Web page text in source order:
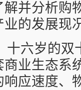
并分析购
的发展现
十六岁的双
业生态系
应速度、